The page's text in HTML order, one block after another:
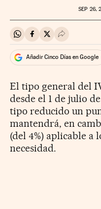
SEP 26,
Compartir en Whatsapp
Compartir en
Compartir en
Desplegar
Añadir Cinco Días en Google
El tipo general del
desde el 1 de julio de
tipo reducido un
mantendrá, en
(del 4%) aplicable a
necesidad.